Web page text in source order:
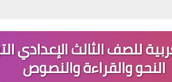
النحو والقراءة والنصوص